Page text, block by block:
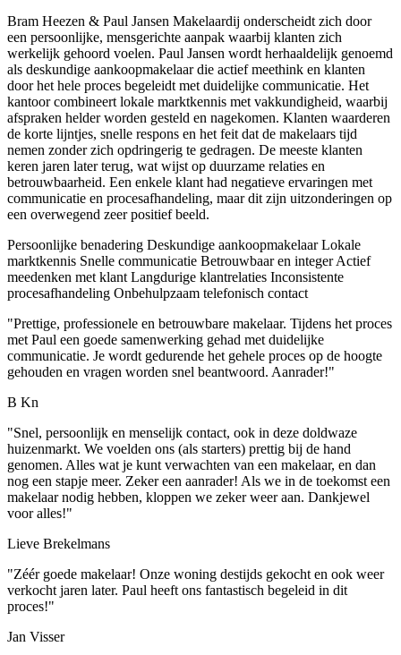
Bram Heezen & Paul Jansen Makelaardij onderscheidt zich door
een persoonlijke, mensgerichte aanpak waarbij klanten zich
werkelijk gehoord voelen. Paul Jansen wordt herhaaldelijk genoemd
als deskundige aankoopmakelaar die actief meethink en klanten
door het hele proces begeleidt met duidelijke communicatie. Het
kantoor combineert lokale marktkennis met vakkundigheid, waarbij
afspraken helder worden gesteld en nagekomen. Klanten waarderen
de korte lijntjes, snelle respons en het feit dat de makelaars tijd
nemen zonder zich opdringerig te gedragen. De meeste klanten
keren jaren later terug, wat wijst op duurzame relaties en
betrouwbaarheid. Een enkele klant had negatieve ervaringen met
communicatie en procesafhandeling, maar dit zijn uitzonderingen op
een overwegend zeer positief beeld.
Persoonlijke benadering Deskundige aankoopmakelaarLokale
marktkennis Snelle communicatie Betrouwbaar en integerActief
meedenken met klantLangdurige klantrelaties Inconsistente
procesafhandeling Onbehulpzaam telefonisch contact
"Prettige, professionele en betrouwbare makelaar. Tijdens het proces
met Paul een goede samenwerking gehad met duidelijke
communicatie. Je wordt gedurende het gehele proces op de hoogte
gehouden en vragen worden snel beantwoord. Aanrader!"
B Kn
"Snel, persoonlijk en menselijk contact, ook in deze doldwaze
huizenmarkt. We voelden ons (als starters) prettig bij de hand
genomen. Alles wat je kunt verwachten van een makelaar, en dan
nog een stapje meer. Zeker een aanrader! Als we in de toekomst een
makelaar nodig hebben, kloppen we zeker weer aan. Dankjewel
voor alles!"
Lieve Brekelmans
"Zéér goede makelaar! Onze woning destijds gekocht en ook weer
verkocht jaren later. Paul heeft ons fantastisch begeleid in dit
proces!"
Jan Visser